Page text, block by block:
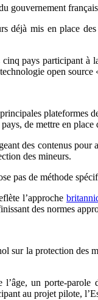
gouvernement
déjà mis en place
cinq pays participant à
open source
plateformes
de mettre en
des contenus
des mineurs.
pas de méthode
l’approche
des normes
sur la protection des
un porte-parole
au projet pilote,